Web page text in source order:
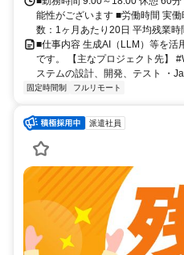
能性がございます ■労働時間 実
数：1ヶ月あたり20日 平均残業
■仕事内容 生成AI（LLM）等を活
です。 【主なプロジェクト先】
ステムの設計、開発、テスト ・
固定時間制 フルリモート
派遣社員